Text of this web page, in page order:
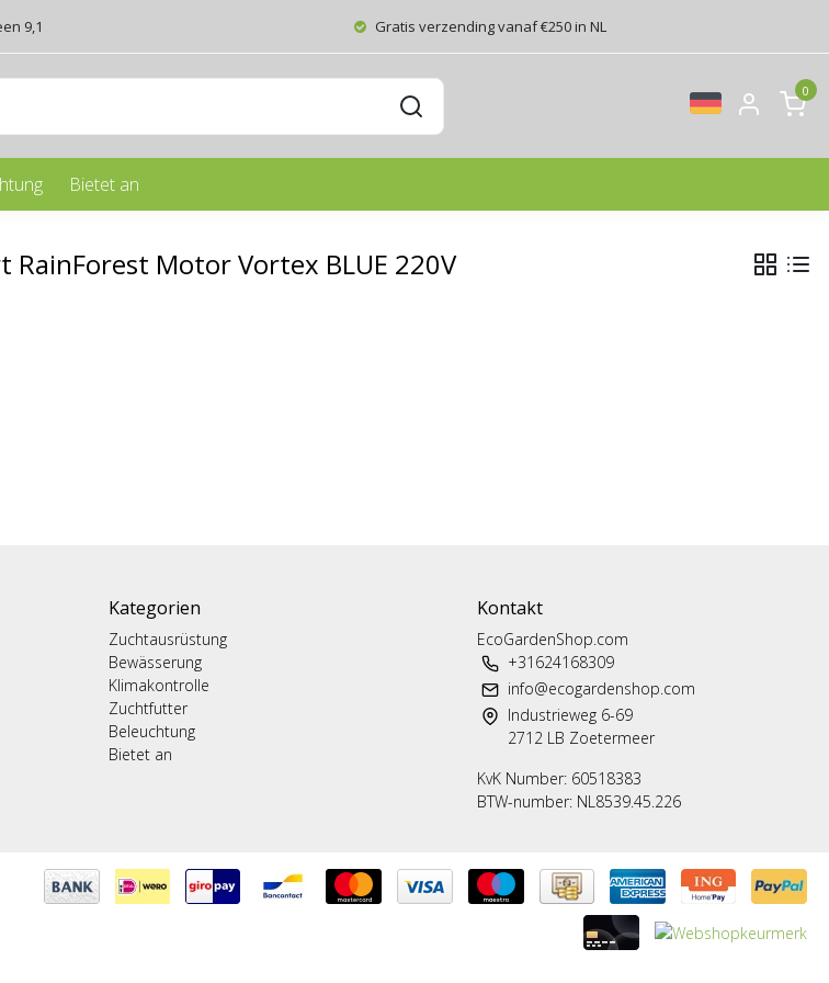
9,1 Gratis verzending vanaf €250 in NL
0
Bietet an
Motor Vortex BLUE 220V
Kategorien
Zuchtausrüstung
Bewässerung
Klimakontrolle
Zuchtfutter
Beleuchtung
Bietet an
Kontakt
EcoGardenShop.com
+31624168309
info@ecogardenshop.com
Industrieweg 6-69
2712 LB Zoetermeer
KvK Number: 60518383
BTW-number: NL8539.45.226